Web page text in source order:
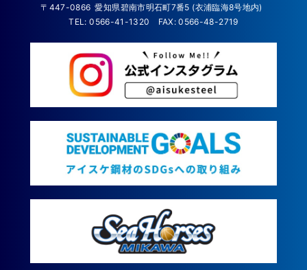
〒447-0866 愛知県碧南市明石町7番5 (衣浦臨海8号地内)
TEL: 0566-41-1320
FAX: 0566-48-2719